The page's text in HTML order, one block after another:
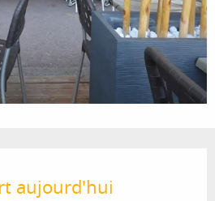
aujourd'hui